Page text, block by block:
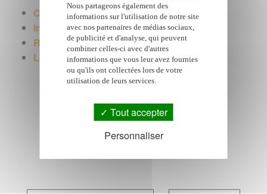
Cap Lahoussaye
Inforoutes
Routes touristiques
Location voiture
Google Adsense est désactivé. Autoriser
Nous partageons également des
informations sur l'utilisation de notre site
avec nos partenaires de médias sociaux,
de publicité et d'analyse, qui peuvent
combiner celles-ci avec d'autres
informations que vous leur avez fournies
ou qu'ils ont collectées lors de votre
utilisation de leurs services.
Tout accepter
Personnaliser